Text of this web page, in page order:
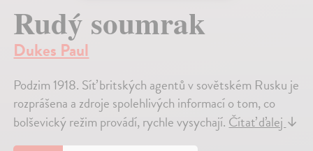
Rudý soumrak
Dukes Paul
Podzim 1918. Síť britských agentů v sovětském Rusku je
rozprášena a zdroje spolehlivých informací o tom, co
bolševický režim provádí, rychle vysychají.Čítať ďalej↓